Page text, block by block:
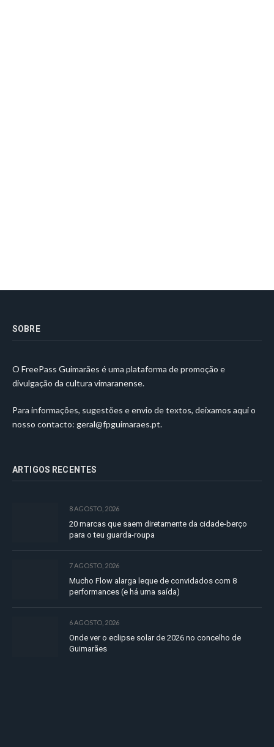
SOBRE
O FreePass Guimarães é uma plataforma de promoção e
divulgação da cultura vimaranense.
Para informações, sugestões e envio de textos, deixamos aqui o
nosso contacto: geral@fpguimaraes.pt.
ARTIGOS RECENTES
8 AGOSTO, 2026
20 marcas que saem diretamente da cidade-berço
para o teu guarda-roupa
7 AGOSTO, 2026
Mucho Flow alarga leque de convidados com 8
performances (e há uma saída)
6 AGOSTO, 2026
Onde ver o eclipse solar de 2026 no concelho de
Guimarães